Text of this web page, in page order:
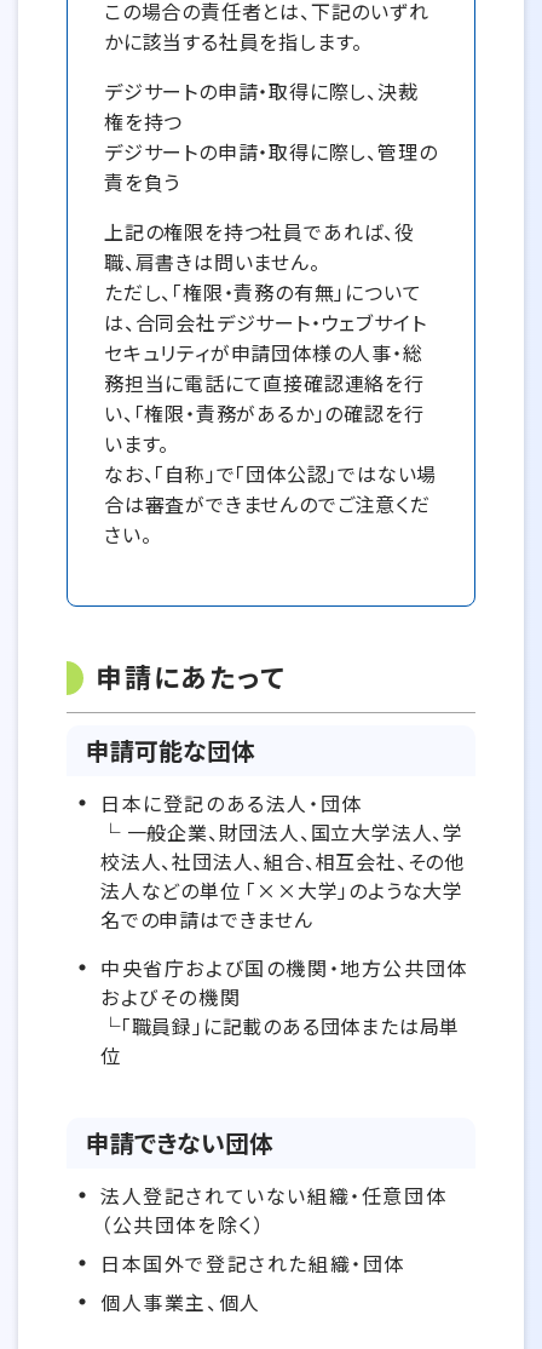
この場合の責任者とは、下記のいずれ
かに該当する社員を指します。
デジサートの申請・取得に際し、決裁
権を持つ
デジサートの申請・取得に際し、管理の
責を負う
上記の権限を持つ社員であれば、役
職、肩書きは問いません。
ただし、「権限・責務の有無」について
は、合同会社デジサート・ウェブサイト
セキュリティが申請団体様の人事・総
務担当に電話にて直接確認連絡を行
い、「権限・責務があるか」の確認を行
います。
なお、「自称」で「団体公認」ではない場
合は審査ができませんのでご注意くだ
さい。
申請にあたって
申請可能な団体
日本に登記のある法人・団体
└ 一般企業、財団法人、国立大学法人、学
校法人、社団法人、組合、相互会社、その他
法人などの単位 「××大学」のような大学
名での申請はできません
中央省庁および国の機関・地方公共団体
およびその機関
└「職員録」に記載のある団体または局単
位
申請できない団体
法人登記されていない組織・任意団体
（公共団体を除く）
日本国外で登記された組織・団体
個人事業主、個人